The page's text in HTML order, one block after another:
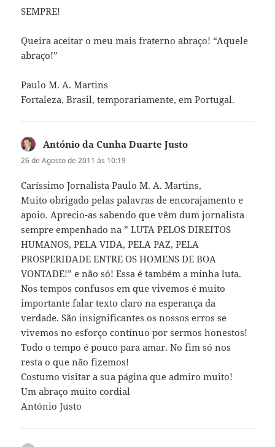
SEMPRE!
Queira aceitar o meu mais fraterno abraço! “Aquele
abraço!”
Paulo M. A. Martins
Fortaleza, Brasil, temporariamente, em Portugal.
António da Cunha Duarte Justo
26 de Agosto de 2011 às 10:19
Caríssimo Jornalista Paulo M. A. Martins,
Muito obrigado pelas palavras de encorajamento e
apoio. Aprecio-as sabendo que vêm dum jornalista
sempre empenhado na ” LUTA PELOS DIREITOS
HUMANOS, PELA VIDA, PELA PAZ, PELA
PROSPERIDADE ENTRE OS HOMENS DE BOA
VONTADE!” e não só! Essa é também a minha luta.
Nos tempos confusos em que vivemos é muito
importante falar texto claro na esperança da
verdade. São insignificantes os nossos erros se
vivemos no esforço contínuo por sermos honestos!
Todo o tempo é pouco para amar. No fim só nos
resta o que não fizemos!
Costumo visitar a sua página que admiro muito!
Um abraço muito cordial
António Justo